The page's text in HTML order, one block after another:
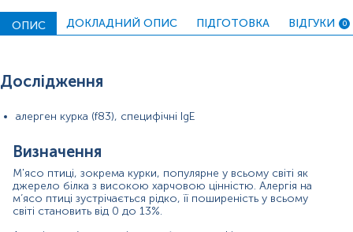
Алергокомпоненти, виявлені в м’ясі птиці, Gal d 5
є основними (мажорними) молекулами,
реактивність у сенсибілізованих осіб.
алергеном індички, що може викликати більшість
алергічних реакцій. Діагностувати алергію на м’ясо
птиці можна за допомогою аналізу на специфічний IgE
або тесту на активацію базофілів (для виявлення
конкретного алергену). Пацієнтам з алергією слід
ОПИС ДОКЛАДНИЙ ОПИС ПІДГОТОВКА ВІДГУКИ 0
Дослідження
алерген курка (f83), специфічні IgE
Визначення
М'ясо птиці, зокрема курки, популярне у всьому світі як
джерело білка з високою харчовою цінністю. Алергія на
м’ясо птиці зустрічається рідко, її поширеність у всьому
світі становить від 0 до 13%.